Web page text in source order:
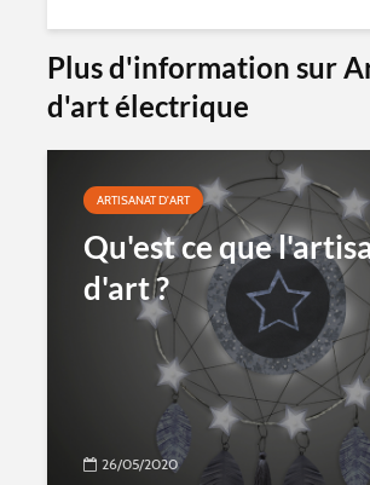
Plus d'information sur
d'art électrique
ARTISANAT D'ART
Qu'est ce que
d'art ?
26/05/2020